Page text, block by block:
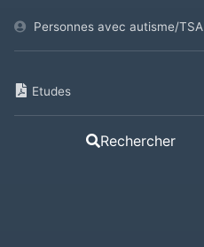
Personnes avec autisme/TSA
Etudes
Rechercher